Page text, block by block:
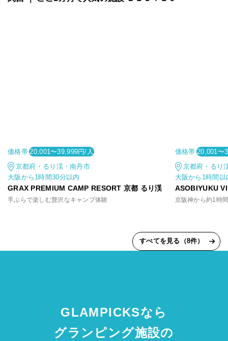
価格帯 20,001〜39,999円/人
京都府・るり渓・南丹市
大阪から1時間30分以内
GRAX PREMIUM CAMP RESORT 京都 るり渓
手ぶらで楽しむ贅沢なキャンプ体験
価格帯 20,001〜
京都府・るり
大阪から1時間以
ASOBIYUKU
すべてを見る（8件）
GLAMPICKSなら
グランピング施設の